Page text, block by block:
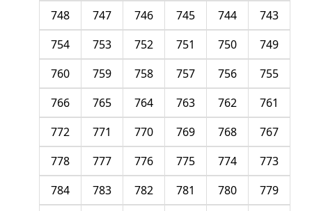
743
744
745
746
747
748
749
750
751
752
753
754
755
756
757
758
759
760
761
762
763
764
765
766
767
768
769
770
771
772
773
774
775
776
777
778
779
780
781
782
783
784